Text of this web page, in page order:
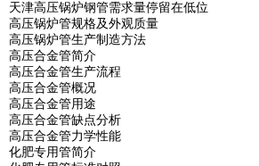
天津高压锅炉钢管需求量停留在低位
高压锅炉管规格及外观质量
高压锅炉管生产制造方法
高压合金管简介
高压合金管生产流程
高压合金管概况
高压合金管用途
高压合金管缺点分析
高压合金管力学性能
化肥专用管简介